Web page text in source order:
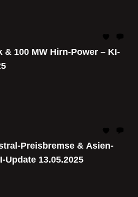
100 MW Hirn-Power – KI-
Preis­bremse & Asien-
Update 13.05.2025